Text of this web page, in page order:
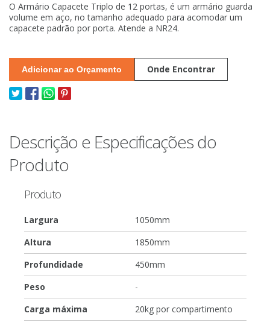
O Armário Capacete Triplo de 12 portas, é um armário guarda
volume em aço, no tamanho adequado para acomodar um
capacete padrão por porta. Atende a NR24.
Adicionar ao Orçamento Onde Encontrar
Descrição e Especificações do
Produto
Produto
Largura
1050mm
Altura
1850mm
Profundidade
450mm
Peso
-
Carga máxima
20kg por compartimento